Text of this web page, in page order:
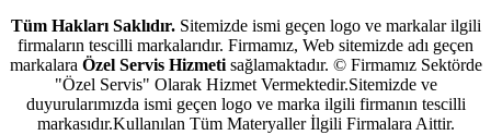
Tüm Hakları Saklıdır. Sitemizde ismi geçen logo ve markalar ilgili
firmaların tescilli markalarıdır. Firmamız, Web sitemizde adı geçen
markalara Özel Servis Hizmetisağlamaktadır. © Firmamız Sektörde
"Özel Servis" Olarak Hizmet Vermektedir.Sitemizde ve
duyurularımızda ismi geçen logo ve marka ilgili firmanın tescilli
markasıdır.Kullanılan Tüm Materyaller İlgili Firmalara Aittir.